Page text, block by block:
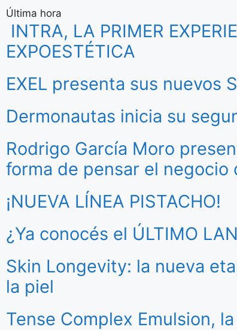
Última hora
INTRA, LA PRIMER
EXPOESTÉTICA
EXEL presenta sus nuevos
Dermonautas inicia su
Rodrigo García Moro
forma de pensar el negocio
¡NUEVA LÍNEA PISTACHO!
¿Ya conocés el ÚLTIMO
Skin Longevity: la nueva
la piel
Tense Complex Emulsion,